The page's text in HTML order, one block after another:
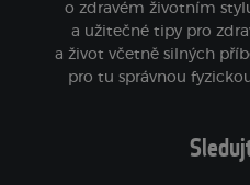
o zdravém životním
a užitečné tipy pro
a život včetně silných
pro tu správnou